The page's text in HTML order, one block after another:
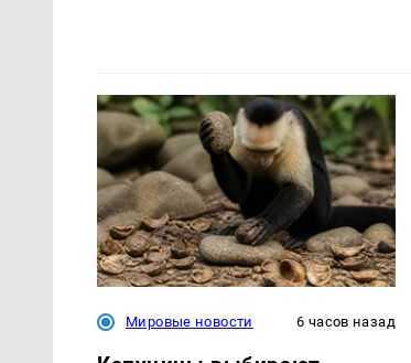
Мировые новости 6 часов назад